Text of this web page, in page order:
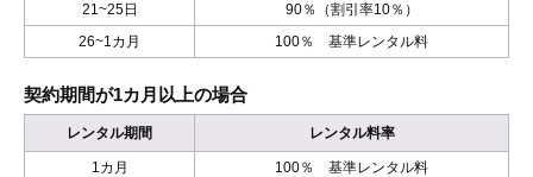
21~25日
90％（割引率10％）
26~1カ月
100％ 基準レンタル料
契約期間が1カ月以上の場合
レンタル期間 レンタル料率
1カ月
100％ 基準レンタル料